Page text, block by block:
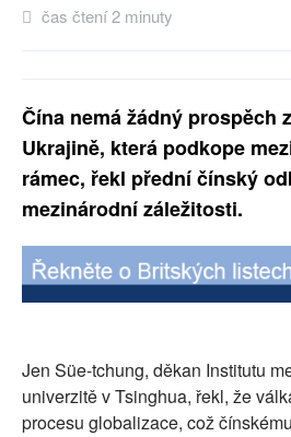
PŘÍSPĚVKY NA PROVOZ
RUBRIKY
PLNÁ VERZE STRÁNEK
čas čtení 2 minuty
Čína nemá žádný prospěch
Ukrajině, která podkope
rámec, řekl přední čínský
mezinárodní záležitosti.
Jen Süe-tchung, děkan Institutu
univerzitě v Tsinghua, řekl, že
procesu globalizace, což